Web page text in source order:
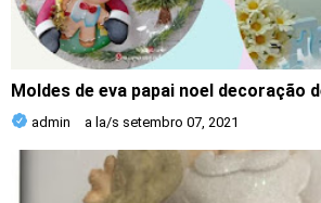
Moldes de eva papai noel decoração
admin a la/s setembro 07, 2021